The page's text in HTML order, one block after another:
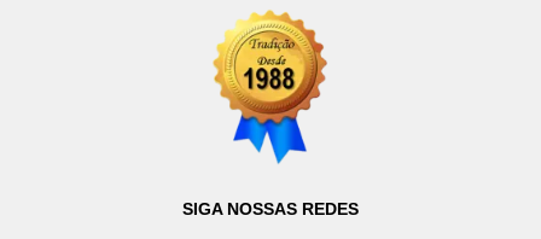
SIGA NOSSAS REDES